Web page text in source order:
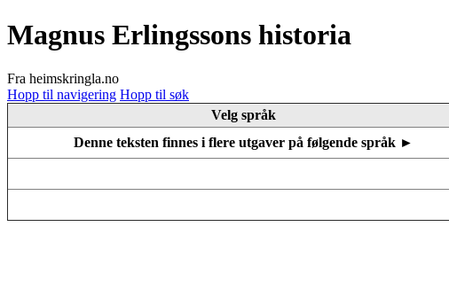
Magnus Erlingssons historia
Fra heimskringla.no
Hopp til navigering Hopp til søk
Velg språk
Denne teksten finnes i flere utgaver på følgende språk ►